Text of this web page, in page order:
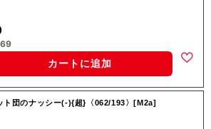
カートに追加
ト団のナッシー(-){超}〈062/193〉[M2a]